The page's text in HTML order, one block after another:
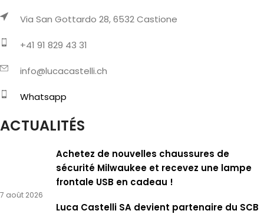
Via San Gottardo 28, 6532 Castione
+41 91 829 43 31
info@lucacastelli.ch
Whatsapp
ACTUALITÉS
Achetez de nouvelles chaussures de
sécurité Milwaukee et recevez une lampe
frontale USB en cadeau !
7 août 2026
Luca Castelli SA devient partenaire du SCB